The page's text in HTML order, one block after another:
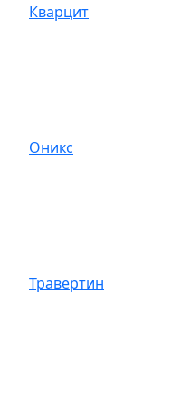
Кварцит
Оникс
Травертин